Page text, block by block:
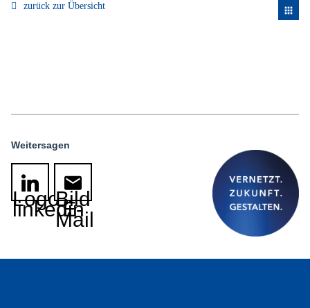
zurück zur Übersicht apps
Weitersagen
Logo
linkedin
Bild
E-
Mail